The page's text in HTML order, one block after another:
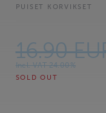
PUISET KORVIKSET
16.90
Incl. VAT 24.00%
SOLD OUT